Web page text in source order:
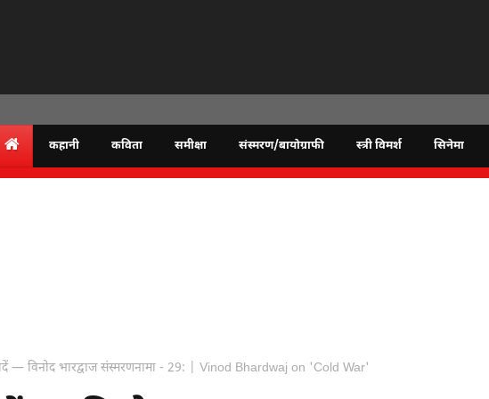
कहानी कविता समीक्षा संस्मरण/बायोग्राफी स्त्री विमर्श सिनेमा
— विनोद भारद्वाज संस्मरणनामा - 29: | Vinod Bhardwaj on 'Cold War'